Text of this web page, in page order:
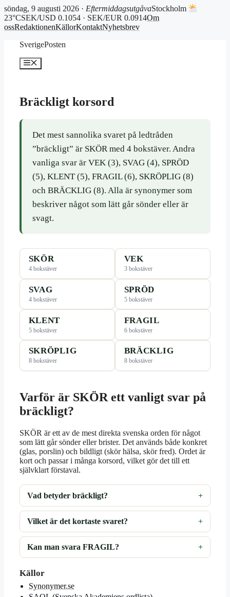
söndag, 9 augusti 2026 · EftermiddagsutgåvaStockholm
23°CSEK/USD 0.1054 · SEK/EUR 0.0914Om
ossRedaktionenKällorKontaktNyhetsbrev
SverigePosten
Meny
Bräckligt korsord
Det mest sannolika svaret på ledtråden
”bräckligt” är SKÖR med 4 bokstäver. Andra
vanliga svar är VEK (3), SVAG (4), SPRÖD
(5), KLENT (5), FRAGIL (6), SKRÖPLIG (8)
och BRÄCKLIG (8). Alla är synonymer som
beskriver något som lätt går sönder eller är
svagt.
SKÖR
4 bokstäver
VEK
3 bokstäver
SVAG
4 bokstäver
SPRÖD
5 bokstäver
KLENT
5 bokstäver
FRAGIL
6 bokstäver
SKRÖPLIG
8 bokstäver
BRÄCKLIG
8 bokstäver
Varför är SKÖR ett vanligt svar på
bräckligt?
SKÖR är ett av de mest direkta svenska orden för något
som lätt går sönder eller brister. Det används både konkret
(glas, porslin) och bildligt (skör hälsa, skör fred). Ordet är
kort och passar i många korsord, vilket gör det till ett
självklart förstaval.
Vad betyder bräckligt?
Vilket är det kortaste svaret?
Kan man svara FRAGIL?
Källor
Synonymer.se